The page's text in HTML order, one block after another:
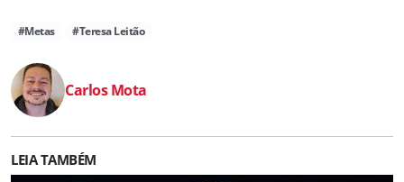
#Metas #Teresa Leitão
Carlos Mota
LEIA TAMBÉM